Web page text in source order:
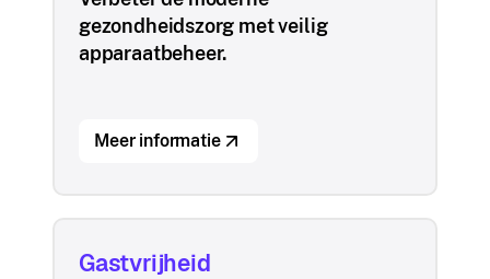
gezondheidszorg met veilig
apparaatbeheer.
Meer informatie
Gastvrijheid